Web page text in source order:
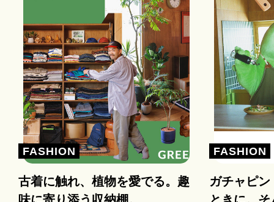
FASHION
古着に触れ、植物を愛でる。趣
FASHION
ガチャピ